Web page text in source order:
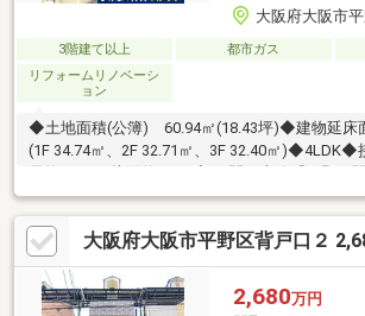
大阪府大阪市
3階建て以上 都市ガス
リフォームリノベーシ
ョン
◆土地面積(公簿) 60.94㎡(18.43坪)◆建物延
(1F 34.74㎡、2F 32.71㎡、3F 32.40㎡)◆4LDK◆
メトロ谷町線『平野』駅 徒歩14分
大阪府大阪市平野区背戸口２
2,680万円